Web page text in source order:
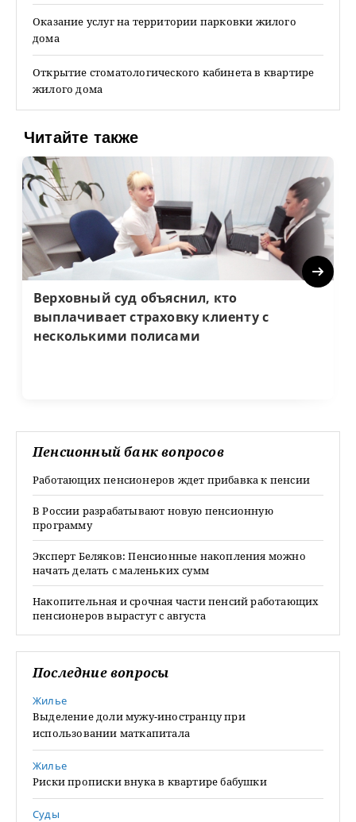
Оказание услуг на территории парковки жилого
дома
Открытие стоматологического кабинета в квартире
жилого дома
Читайте также
Верховный суд объяснил, кто
выплачивает страховку клиенту с
несколькими полисами
Next
Пенсионный банк вопросов
Работающих пенсионеров ждет прибавка к пенсии
В России разрабатывают новую пенсионную
программу
Эксперт Беляков: Пенсионные накопления можно
начать делать с маленьких сумм
Накопительная и срочная части пенсий работающих
пенсионеров вырастут с августа
Последние вопросы
Жилье
Выделение доли мужу-иностранцу при
использовании маткапитала
Жилье
Риски прописки внука в квартире бабушки
Суды